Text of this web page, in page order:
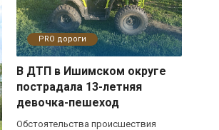
PRO дороги
В ДТП в Ишимском округе
пострадала 13-летняя
девочка-пешеход
Обстоятельства происшествия